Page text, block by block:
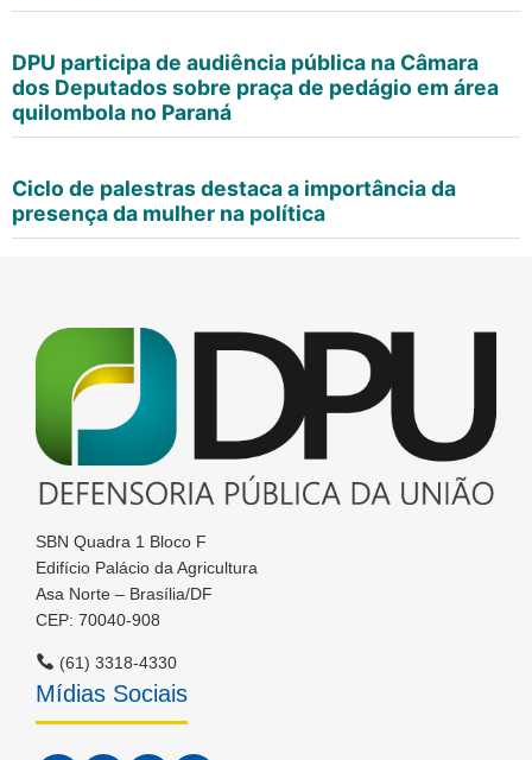
DPU participa de audiência pública na Câmara
dos Deputados sobre praça de pedágio em área
quilombola no Paraná
Ciclo de palestras destaca a importância da
presença da mulher na política
SBN Quadra 1 Bloco F
Edifício Palácio da Agricultura
Asa Norte – Brasília/DF
CEP: 70040-908
(61) 3318-4330
Mídias Sociais